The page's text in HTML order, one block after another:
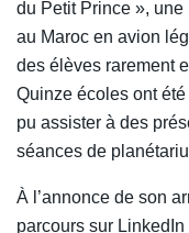
du Petit Prince »,
au Maroc en avion
des élèves rarement
Quinze écoles ont
pu assister à des
séances de
À l’annonce de son
parcours sur